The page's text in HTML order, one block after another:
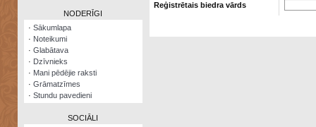
Visatcera
almanahs
Arhīvs
NODERĪGI
· Sākumlapa
· Noteikumi
· Glabātava
· Dzīvnieks
· Mani pēdējie raksti
· Grāmatzīmes
· Stundu pavedieni
SOCIĀLI
Reģistrētais biedra vārds